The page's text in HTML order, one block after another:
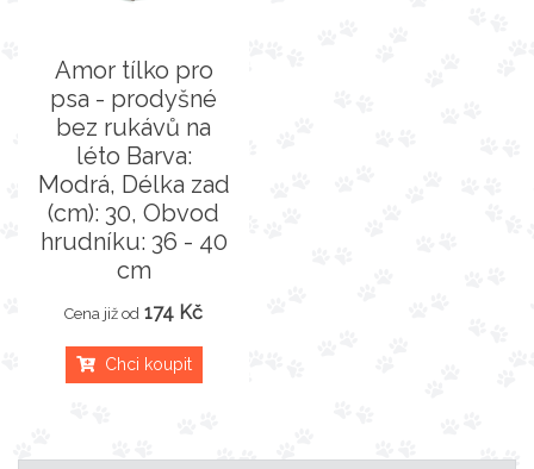
Amor tílko pro
psa - prodyšné
bez rukávů na
léto Barva:
Modrá, Délka zad
(cm): 30, Obvod
hrudníku: 36 - 40
cm
Cena již od 174 Kč
Chci koupit